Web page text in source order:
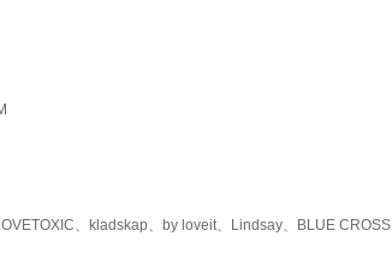
、kladskap、by loveit、Lindsay、BLUE CROSS